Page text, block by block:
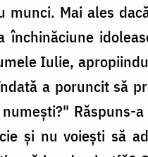
Mai ales
Iulie,
a poruncit să
Răspuns-
și nu voiești să